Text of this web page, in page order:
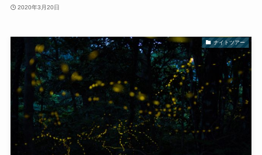
2020年3月20日
ナイトツアー